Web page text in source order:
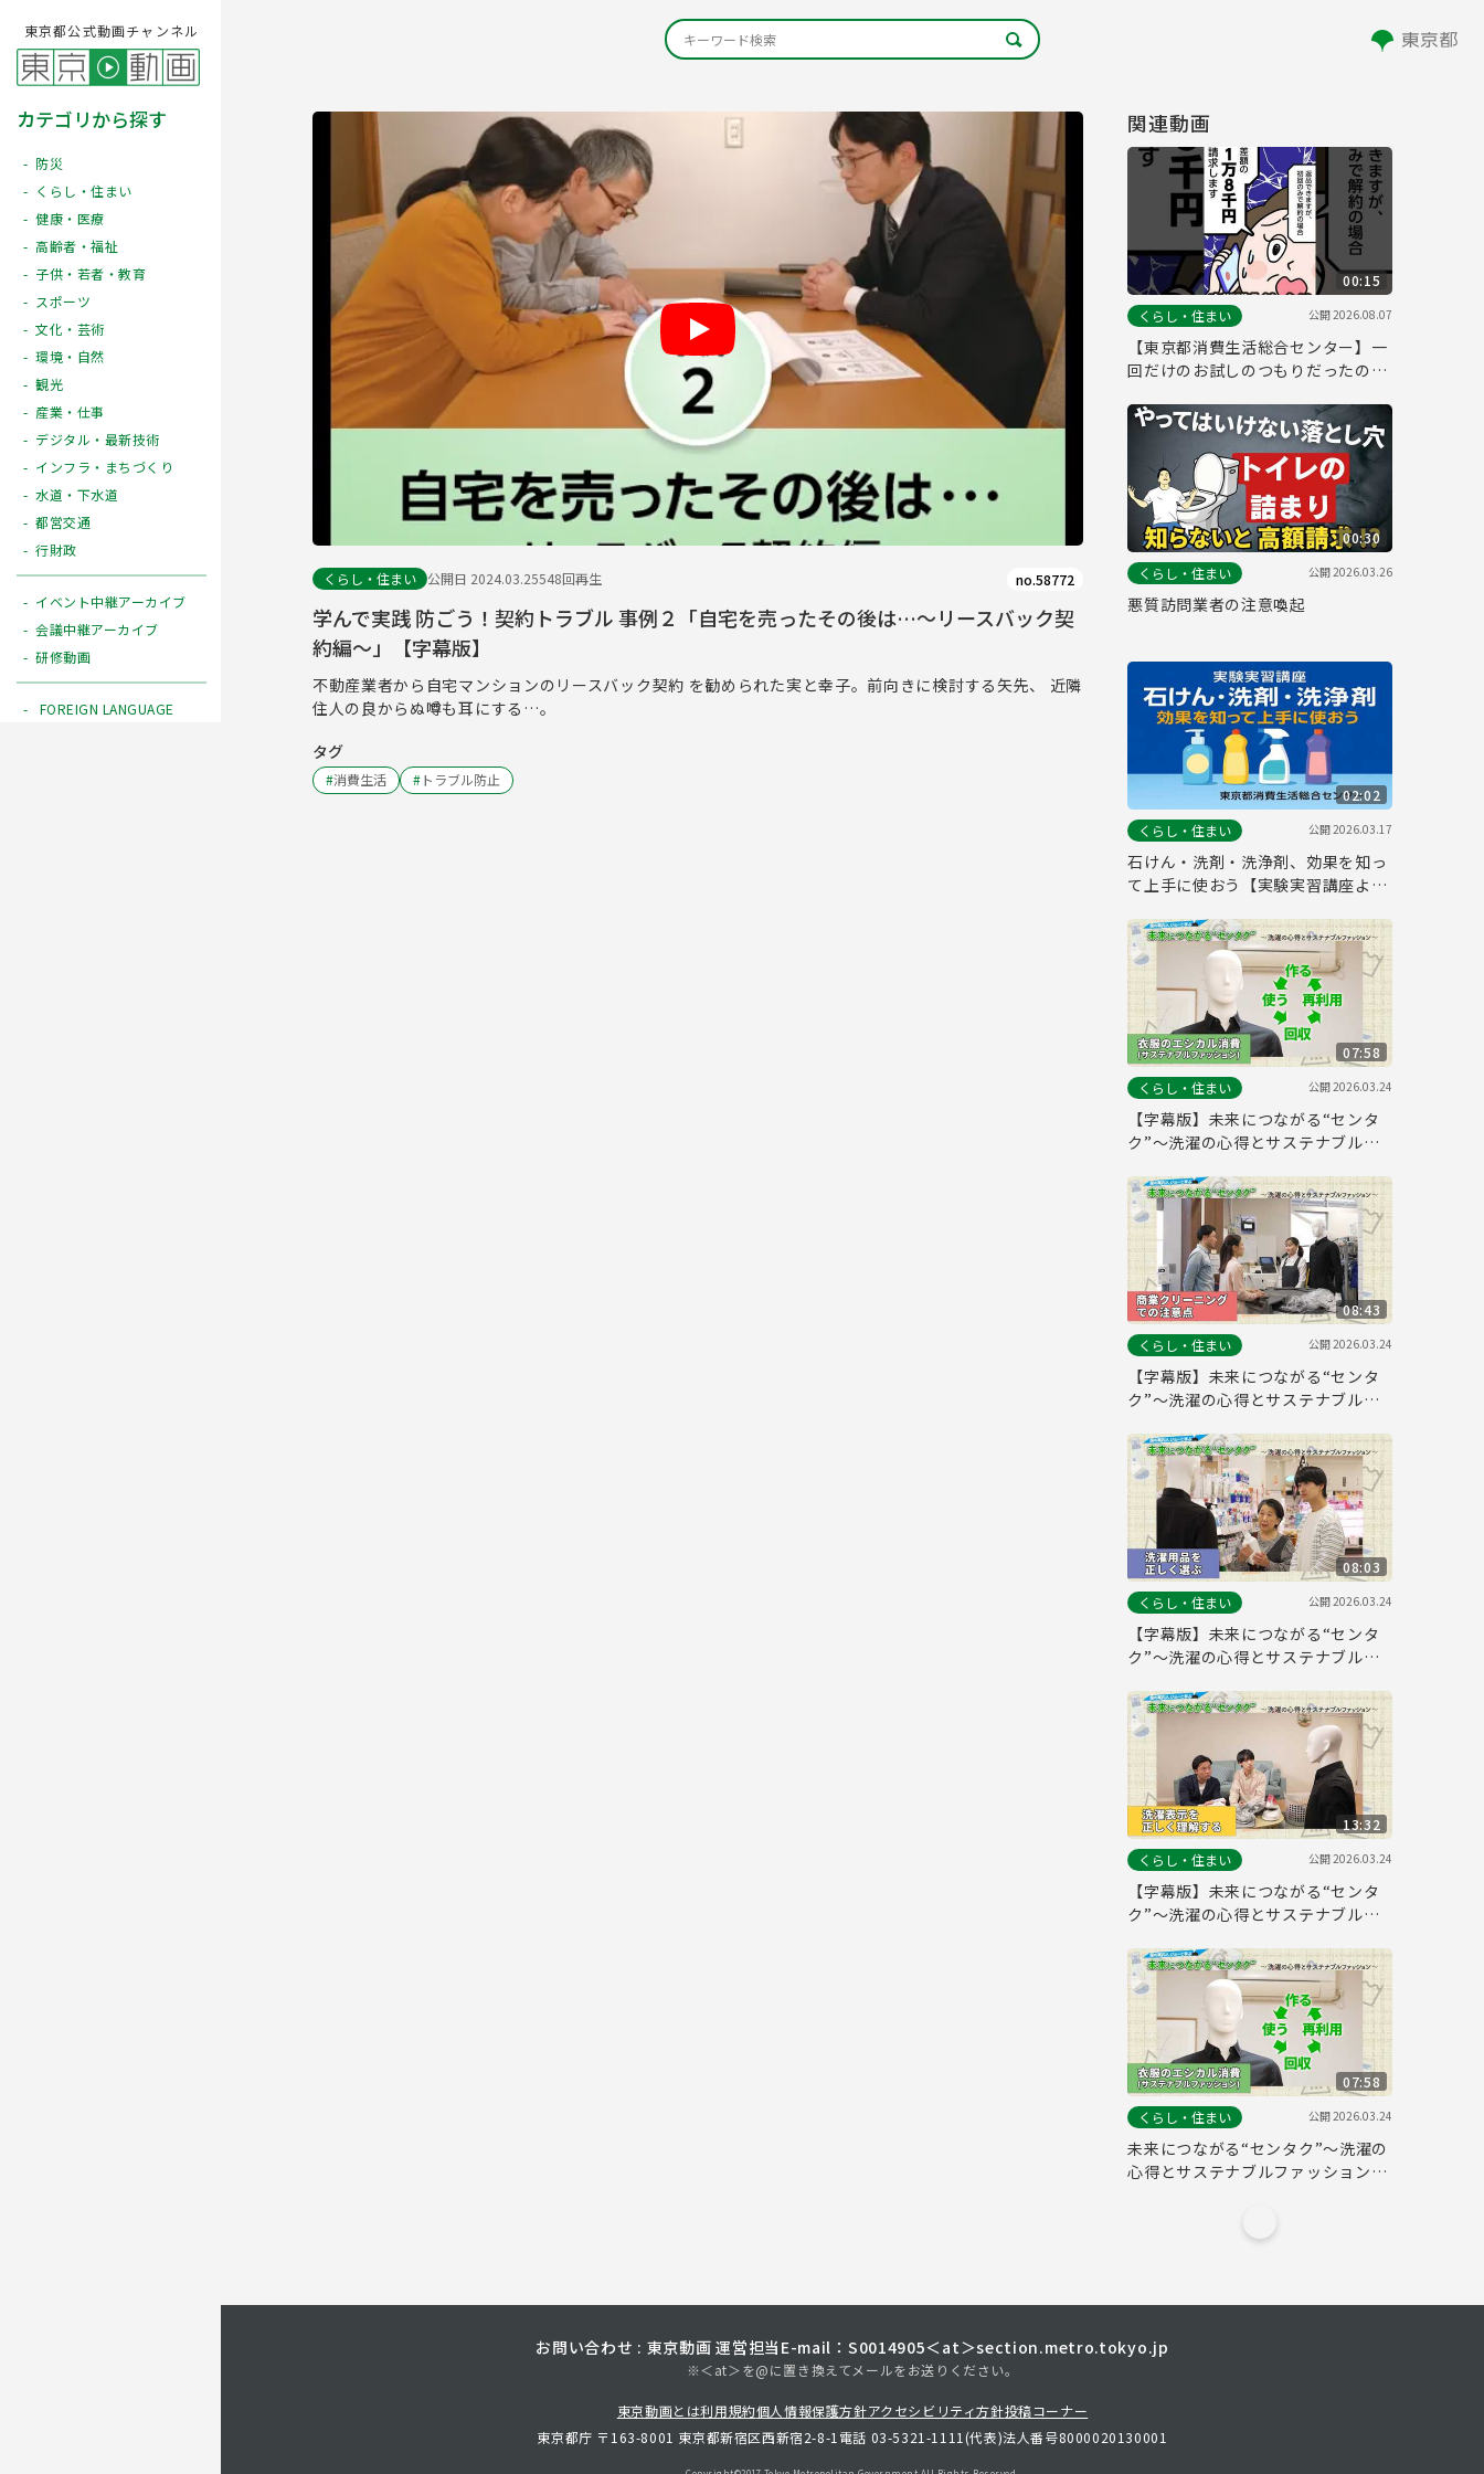
東京都公式動画チャンネル
カテゴリから探す
防災
くらし・住まい
健康・医療
高齢者・福祉
子供・若者・教育
スポーツ
文化・芸術
環境・自然
観光
産業・仕事
デジタル・最新技術
インフラ・まちづくり
水道・下水道
都営交通
行財政
イベント中継アーカイブ
会議中継アーカイブ
研修動画
FOREIGN LANGUAGE
Play
くらし・住まい 公開日 2024.03.25548回再生 no.58772
学んで実践 防ごう！契約トラブル 事例２「自宅を売ったその後は…～リースバック契
約編～」【字幕版】
不動産業者から自宅マンションのリースバック契約 を勧められた実と幸子。前向きに検討する矢先、 近隣
住人の良からぬ噂も耳にする…。
タグ
#消費生活 #トラブル防止
関連動画
00:15
くらし・住まい
公開2026.08.07
【東京都消費生活総合センター】一
回だけのお試しのつもりだったの
00:30
くらし・住まい
公開2026.03.26
悪質訪問業者の注意喚起
02:02
くらし・住まい
公開2026.03.17
石けん・洗剤・洗浄剤、効果を知っ
て上手に使おう【実験実習講座よ
07:58
くらし・住まい
公開2026.03.24
【字幕版】未来につながる“センタ
ク”～洗濯の心得とサステナブルフ
（サステナブルファッション）編】
08:43
くらし・住まい
公開2026.03.24
【字幕版】未来につながる“センタ
ク”～洗濯の心得とサステナブルフ
の注意点編】
08:03
くらし・住まい
公開2026.03.24
【字幕版】未来につながる“センタ
ク”～洗濯の心得とサステナブルフ
ぶ編】
13:32
くらし・住まい
公開2026.03.24
【字幕版】未来につながる“センタ
ク”～洗濯の心得とサステナブルフ
解する編】
07:58
くらし・住まい
公開2026.03.24
未来につながる“センタク”～洗濯の
心得とサステナブルファッション～
お問い合わせ : 東京動画 運営担当 E-mail：S0014905＜at＞section.metro.tokyo.jp
※＜at＞を@に置き換えてメールをお送りください。
東京動画とは利用規約個人情報保護方針アクセシビリティ方針投稿コーナー
東京都庁 〒163-8001 東京都新宿区西新宿2-8-1 電話 03-5321-1111(代表)法人番号8000020130001